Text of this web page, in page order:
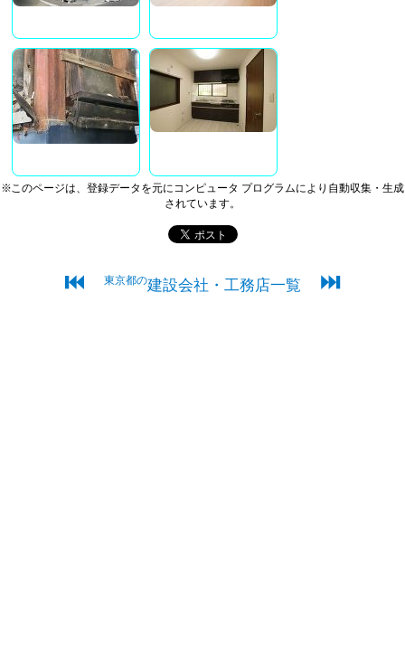
※このページは、登録データを元にコンピュータ プログラムにより自動収集・生成
されています。
⏮ 東京都の建設会社・工務店一覧 ⏭